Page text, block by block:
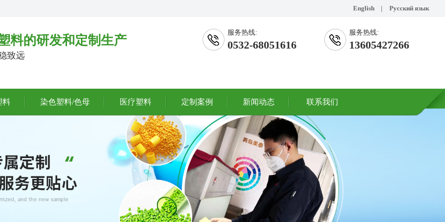
English | Русский язык
料的研发和定制生产
致远
服务热线:
0532-68051616
服务热线:
13605427266
料 染色塑料/色母 医疗塑料 定制案例 新闻动态 联系我们